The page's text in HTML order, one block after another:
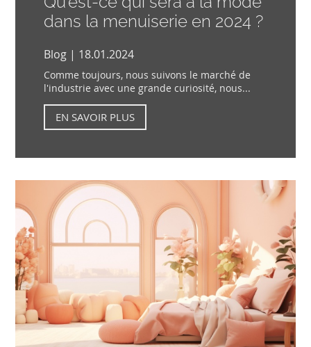
dans la menuiserie en 2024 ?
Blog | 18.01.2024
Comme toujours, nous suivons le marché de
l'industrie avec une grande curiosité, nous...
EN SAVOIR PLUS